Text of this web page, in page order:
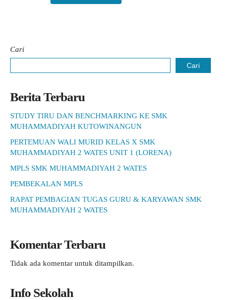
Cari
Cari
Berita Terbaru
STUDY TIRU DAN BENCHMARKING KE SMK
MUHAMMADIYAH KUTOWINANGUN
PERTEMUAN WALI MURID KELAS X SMK
MUHAMMADIYAH 2 WATES UNIT 1 (LORENA)
MPLS SMK MUHAMMADIYAH 2 WATES
PEMBEKALAN MPLS
RAPAT PEMBAGIAN TUGAS GURU & KARYAWAN SMK
MUHAMMADIYAH 2 WATES
Komentar Terbaru
Tidak ada komentar untuk ditampilkan.
Info Sekolah